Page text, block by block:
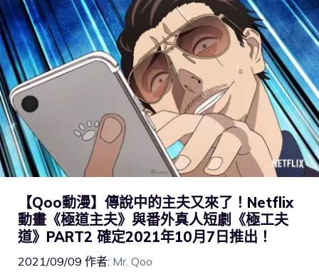
【Qoo動漫】傳說中的主夫又來了！Netflix
動畫《極道主夫》與番外真人短劇《極工夫
道》PART2 確定2021年10月7日推出！
2021/09/09 作者: Mr. Qoo